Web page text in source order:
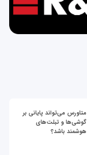
متاورس می‌تواند پایانی بر
گوشی‌ها و تبلت‌های
هوشمند باشد؟